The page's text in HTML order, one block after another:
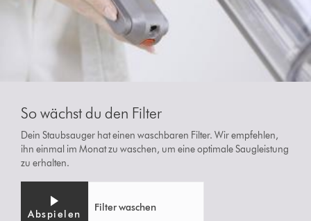
So wächst du den Filter
Dein Staubsauger hat einen waschbaren Filter. Wir empfehlen,
ihn einmal im Monat zu waschen, um eine optimale Saugleistung
zu erhalten.
Abspielen
Filter waschen